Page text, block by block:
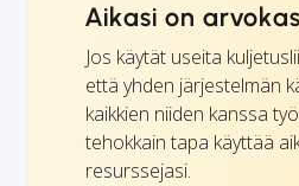
Aikasi on
Jos käytät useita
että yhden järjestelmän
kaikkien niiden kanssa
tehokkain tapa käyttää
resurssejasi.